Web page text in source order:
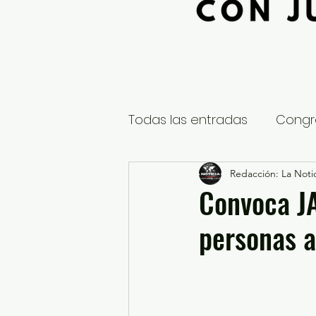
Todas las entradas
Nacional
Educación y Cultura
Convoca
personas
Redacción: La